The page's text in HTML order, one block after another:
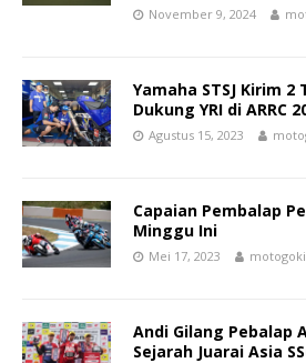
November 9, 2024
Yamaha STSJ Kirim
Dukung YRI di ARRC
Agustus 15, 2023
Capaian Pembalap
Minggu Ini
Mei 17, 2023
Andi Gilang Pebalap
Sejarah Juarai Asia